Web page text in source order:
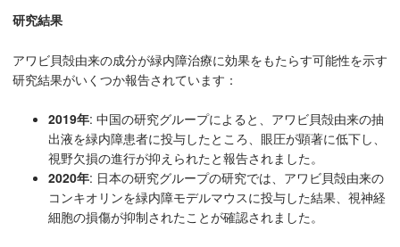
研究結果
アワビ貝殻由来の成分が緑内障治療に効果をもたらす可能性を示す
研究結果がいくつか報告されています：
2019年: 中国の研究グループによると、アワビ貝殻由来の抽
出液を緑内障患者に投与したところ、眼圧が顕著に低下し、
視野欠損の進行が抑えられたと報告されました。
2020年: 日本の研究グループの研究では、アワビ貝殻由来の
コンキオリンを緑内障モデルマウスに投与した結果、視神経
細胞の損傷が抑制されたことが確認されました。